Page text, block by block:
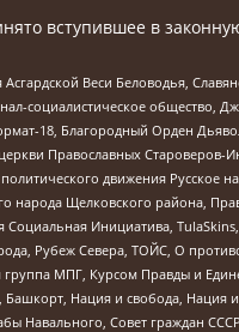
вступившее в
Веси Беловодья,
социалистическое общество,
18, Благородный Орден
Православных
движения Русское
Щелковского района,
Инициатива,
Рубеж Севера, ТОЙС, О
МПГ, Курсом Правды и
Башкорт, Нация и свобода,
Совет граждан СССР